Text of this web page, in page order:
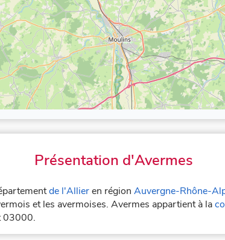
Présentation d'Avermes
de l'Allieren région Auvergne-Rhône-
et les avermoises. Avermes appartient à la
03000.